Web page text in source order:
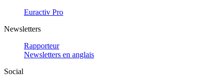
Euractiv Pro
Newsletters
Rapporteur
Newsletters en anglais
Social